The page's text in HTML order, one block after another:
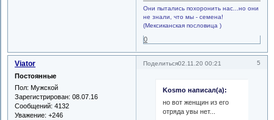
Они пытались похоронить нас...но они
не знали, что мы - семена!
(Мексиканская пословица )
0
Поделиться 5
02.11.20 00:21
Viator
Постоянные
Пол: Мужской
Зарегистрирован: 08.07.16
Сообщений: 4132
Уважение: +246
Kosmo написал(а):
но вот женщин из его
отряда увы нет...